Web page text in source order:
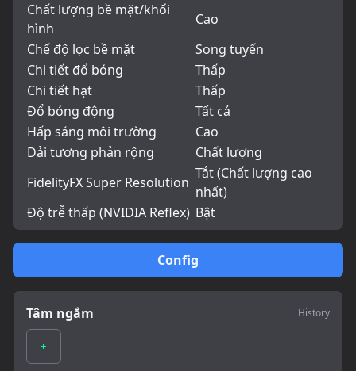
Config
Tâm ngắm History
Chất lượng bề mặt/khối
hình
Cao
Chế độ lọc bề mặt
Song tuyến
Chi tiết đổ bóng
Thấp
Chi tiết hạt
Thấp
Đổ bóng động
Tất cả
Hấp sáng môi trường
Cao
Dải tương phản rộng
Chất lượng
FidelityFX Super Resolution
Tắt (Chất lượng cao
nhất)
Độ trễ thấp (NVIDIA Reflex) Bật